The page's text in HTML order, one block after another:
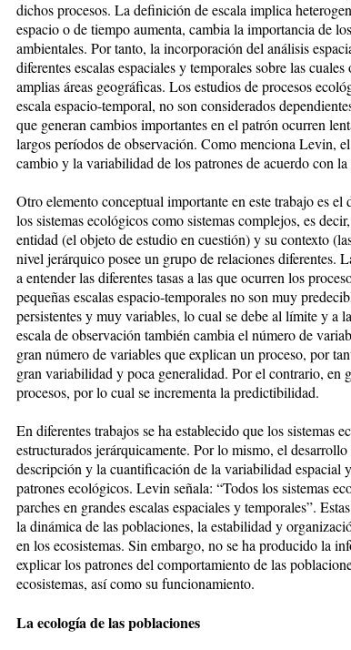
dichos procesos. La definición de escala implica
espacio o de tiempo aumenta, cambia la importancia de
ambientales. Por tanto, la incorporación del análisis
diferentes escalas espaciales y temporales sobre las
amplias áreas geográficas. Los estudios de procesos
escala espacio-temporal, no son considerados
que generan cambios importantes en el patrón ocurren
largos períodos de observación. Como menciona Levin,
cambio y la variabilidad de los patrones de acuerdo con la
Otro elemento conceptual importante en este trabajo es
los sistemas ecológicos como sistemas complejos, es
entidad (el objeto de estudio en cuestión) y su contexto
nivel jerárquico posee un grupo de relaciones diferentes.
a entender las diferentes tasas a las que ocurren los
pequeñas escalas espacio-temporales no son muy
persistentes y muy variables, lo cual se debe al límite y a
escala de observación también cambia el número de
gran número de variables que explican un proceso, por
gran variabilidad y poca generalidad. Por el contrario, en
procesos, por lo cual se incrementa la predictibilidad.
En diferentes trabajos se ha establecido que los sistemas
estructurados jerárquicamente. Por lo mismo, el
descripción y la cuantificación de la variabilidad espacial
patrones ecológicos. Levin señala: “Todos los sistemas
parches en grandes escalas espaciales y temporales”.
la dinámica de las poblaciones, la estabilidad y
en los ecosistemas. Sin embargo, no se ha producido la
explicar los patrones del comportamiento de las
ecosistemas, así como su funcionamiento.
La ecología de las poblaciones